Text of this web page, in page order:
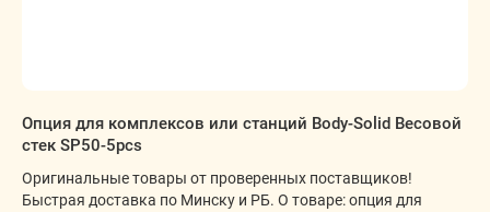
Опция для комплексов или станций Body-Solid Весовой
стек SP50-5pcs
Оригинальные товары от проверенных поставщиков!
Быстрая доставка по Минску и РБ. О товаре: опция для